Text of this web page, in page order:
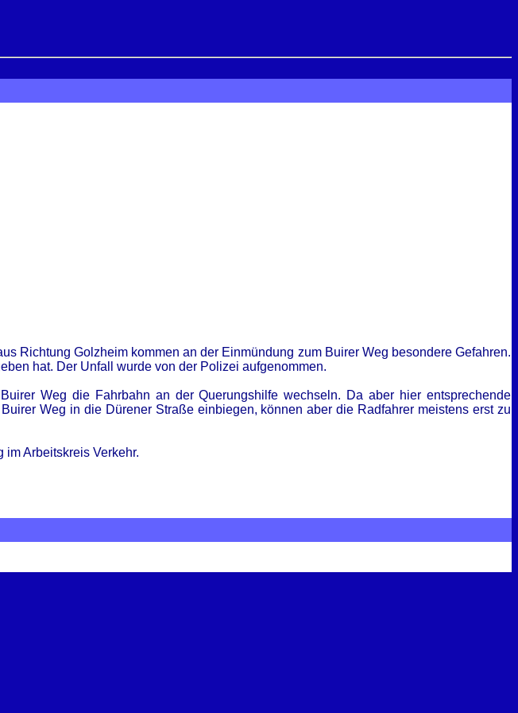
Richtung Golzheim kommen an der Einmündung zum Buirer Weg besondere Gefahren.
hat. Der Unfall wurde von der Polizei aufgenommen.
Weg die Fahrbahn an der Querungshilfe wechseln. Da aber hier entsprechende
Weg in die Dürener Straße einbiegen, können aber die Radfahrer meistens erst zu
im Arbeitskreis Verkehr.